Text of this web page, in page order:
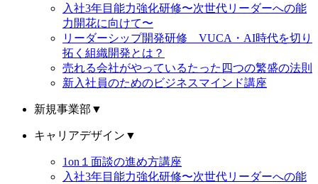
入社3年目能力強化研修〜次世代リーダーへの能
力開花に向けて〜
リーダーシップ開発研修 VUCA・AI時代を切り
拓く組織開発とは？
売れる会社がやっているたった四つの繁盛の法則
新入社員のためのビジネスマインド講座
新規事業部 ▼
キャリアデザイン ▼
1on１面談の進め方講座
入社3年目能力強化研修〜次世代リーダーへの能